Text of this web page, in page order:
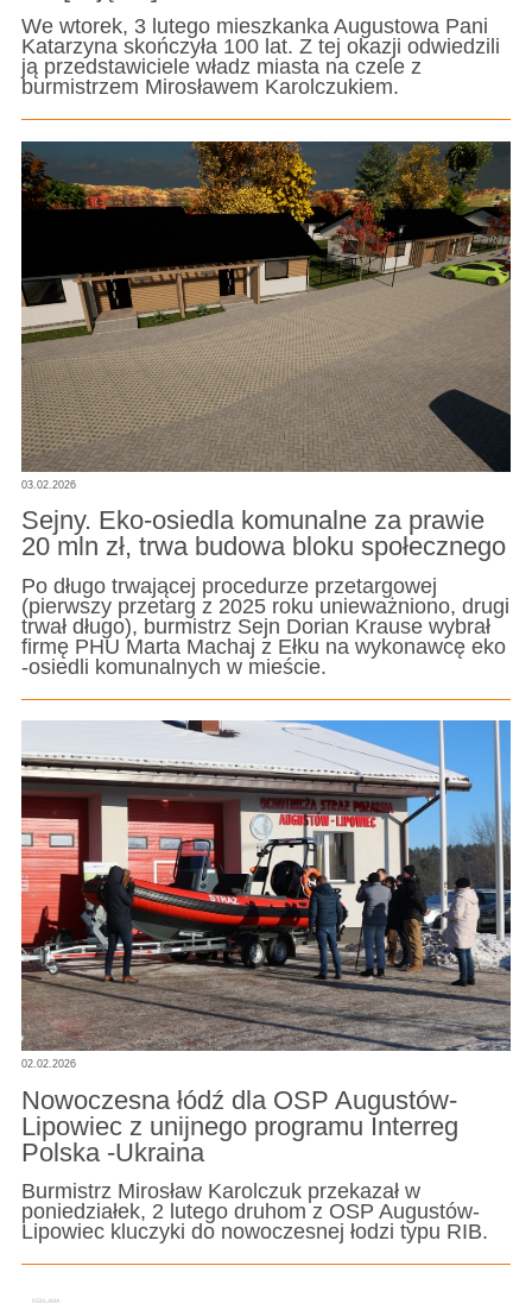
We wtorek, 3 lutego mieszkanka Augustowa Pani
Katarzyna skończyła 100 lat. Z tej okazji odwiedzili
ją przedstawiciele władz miasta na czele z
burmistrzem Mirosławem Karolczukiem.
03.02.2026
Sejny. Eko-osiedla komunalne za prawie
20 mln zł, trwa budowa bloku społecznego
Po długo trwającej procedurze przetargowej
(pierwszy przetarg z 2025 roku unieważniono, drugi
trwał długo), burmistrz Sejn Dorian Krause wybrał
firmę PHU Marta Machaj z Ełku na wykonawcę eko
-osiedli komunalnych w mieście.
02.02.2026
Nowoczesna łódź dla OSP Augustów-
Lipowiec z unijnego programu Interreg
Polska -Ukraina
Burmistrz Mirosław Karolczuk przekazał w
poniedziałek, 2 lutego druhom z OSP Augustów-
Lipowiec kluczyki do nowoczesnej łodzi typu RIB.